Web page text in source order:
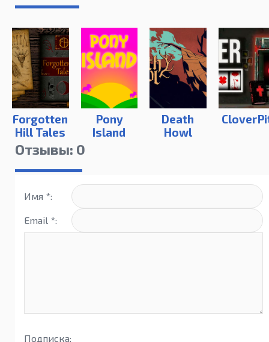
Forgotten
Hill Tales
Pony
Island
Death
Howl
Отзывы: 0
Имя *:
Email *:
Подписка: